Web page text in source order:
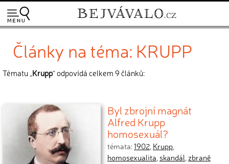
Články na téma: KRUPP
Tématu „Krupp“ odpovídá celkem 9 článků:
Byl zbrojní magnát
Alfred Krupp
homosexuál?
témata:1902, Krupp,
homosexualita, skandál, zbraně